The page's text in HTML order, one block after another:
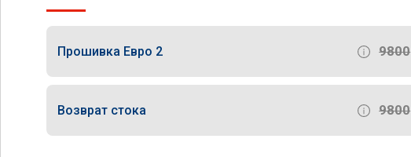
Прошивка Евро 2 9800
Возврат стока 9800